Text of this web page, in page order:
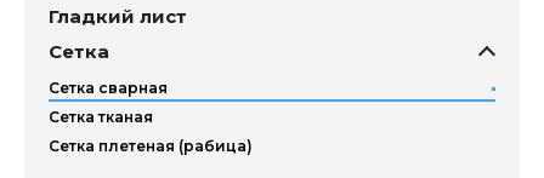
Гладкий лист
Сетка
Сетка сварная
Сетка тканая
Сетка плетеная (рабица)